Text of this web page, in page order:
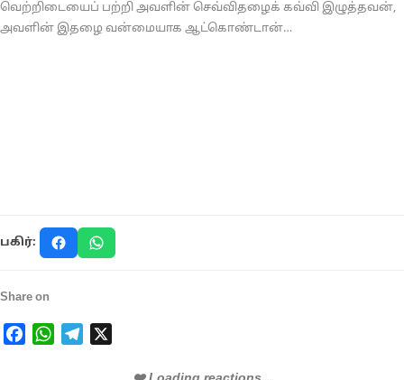
வெற்றிடையைப் பற்றி அவளின் செவ்விதழைக் கவ்வி இழுத்தவன்,
அவளின் இதழை வன்மையாக ஆட்கொண்டான்…
பகிர்:
Share on